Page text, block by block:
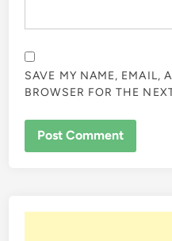
SAVE MY NAME, EMAIL,
BROWSER FOR THE